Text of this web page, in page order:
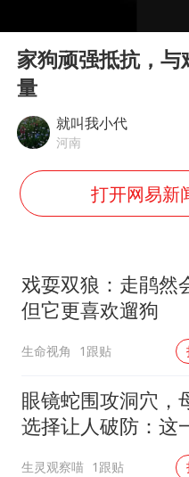
中
21
台
我
奋
Play
家狗顽强抵抗，
量
就叫我小代
河南
打开网易新
戏耍双狼：走鹃然
但它更喜欢遛狗
生命视角 1跟贴
眼镜蛇围攻洞穴，
选择让人破防：这
生灵观察喵 1跟贴